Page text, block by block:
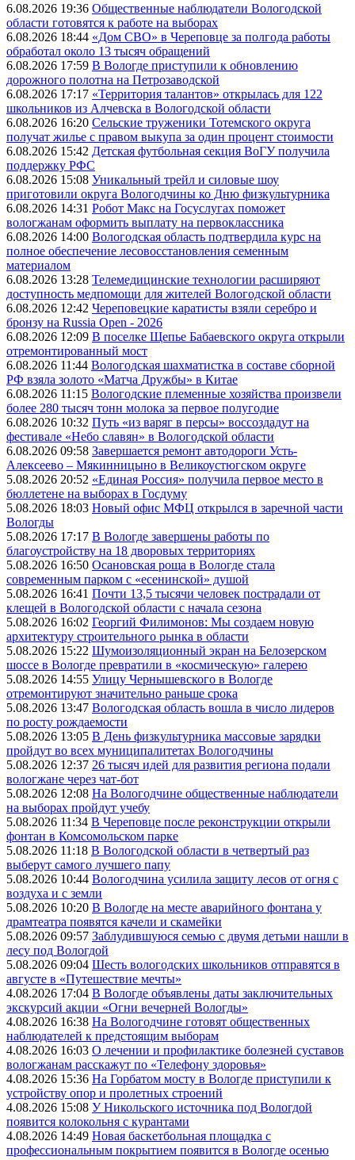
6.08.2026 19:36 Общественные наблюдатели Вологодской
области готовятся к работе на выборах
6.08.2026 18:44 «Дом СВО» в Череповце за полгода работы
обработал около 13 тысяч обращений
6.08.2026 17:59 В Вологде приступили к обновлению
дорожного полотна на Петрозаводской
6.08.2026 17:17 «Территория талантов» открылась для 122
школьников из Алчевска в Вологодской области
6.08.2026 16:20 Сельские труженики Тотемского округа
получат жилье с правом выкупа за один процент стоимости
6.08.2026 15:42 Детская футбольная секция ВоГУ получила
поддержку РФС
6.08.2026 15:08 Уникальный трейл и силовые шоу
приготовили округа Вологодчины ко Дню физкультурника
6.08.2026 14:31 Робот Макс на Госуслугах поможет
вологжанам оформить выплату на первоклассника
6.08.2026 14:00 Вологодская область подтвердила курс на
полное обеспечение лесовосстановления семенным
материалом
6.08.2026 13:28 Телемедицинские технологии расширяют
доступность медпомощи для жителей Вологодской области
6.08.2026 12:42 Череповецкие каратисты взяли серебро и
бронзу на Russia Open - 2026
6.08.2026 12:09 В поселке Щепье Бабаевского округа открыли
отремонтированный мост
6.08.2026 11:44 Вологодская шахматистка в составе сборной
РФ взяла золото «Матча Дружбы» в Китае
6.08.2026 11:15 Вологодские племенные хозяйства произвели
более 280 тысяч тонн молока за первое полугодие
6.08.2026 10:32 Путь «из варяг в персы» воссоздадут на
фестивале «Небо славян» в Вологодской области
6.08.2026 09:58 Завершается ремонт автодороги Усть-
Алексеево – Мякинницыно в Великоустюгском округе
5.08.2026 20:52 «Единая Россия» получила первое место в
бюллетене на выборах в Госдуму
5.08.2026 18:03 Новый офис МФЦ открылся в заречной части
Вологды
5.08.2026 17:17 В Вологде завершены работы по
благоустройству на 18 дворовых территориях
5.08.2026 16:50 Осановская роща в Вологде стала
современным парком с «есенинской» душой
5.08.2026 16:41 Почти 13,5 тысячи человек пострадали от
клещей в Вологодской области с начала сезона
5.08.2026 16:02 Георгий Филимонов: Мы создаем новую
архитектуру строительного рынка в области
5.08.2026 15:22 Шумоизоляционный экран на Белозерском
шоссе в Вологде превратили в «космическую» галерею
5.08.2026 14:55 Улицу Чернышевского в Вологде
отремонтируют значительно раньше срока
5.08.2026 13:47 Вологодская область вошла в число лидеров
по росту рождаемости
5.08.2026 13:05 В День физкультурника массовые зарядки
пройдут во всех муниципалитетах Вологодчины
5.08.2026 12:37 26 тысяч идей для развития региона подали
вологжане через чат-бот
5.08.2026 12:08 На Вологодчине общественные наблюдатели
на выборах пройдут учебу
5.08.2026 11:34 В Череповце после реконструкции открыли
фонтан в Комсомольском парке
5.08.2026 11:18 В Вологодской области в четвертый раз
выберут самого лучшего папу
5.08.2026 10:44 Вологодчина усилила защиту лесов от огня с
воздуха и с земли
5.08.2026 10:20 В Вологде на месте аварийного фонтана у
драмтеатра появятся качели и скамейки
5.08.2026 09:57 Заблудившуюся семью с двумя детьми нашли в
лесу под Вологдой
5.08.2026 09:04 Шесть вологодских школьников отправятся в
августе в «Путешествие мечты»
4.08.2026 17:04 В Вологде объявлены даты заключительных
экскурсий акции «Огни вечерней Вологды»
4.08.2026 16:38 На Вологодчине готовят общественных
наблюдателей к предстоящим выборам
4.08.2026 16:03 О лечении и профилактике болезней суставов
вологжанам расскажут по «Телефону здоровья»
4.08.2026 15:36 На Горбатом мосту в Вологде приступили к
устройству опор и пролетных строений
4.08.2026 15:08 У Никольского источника под Вологдой
появится колокольня с курантами
4.08.2026 14:49 Новая баскетбольная площадка с
профессиональным покрытием появится в Вологде осенью